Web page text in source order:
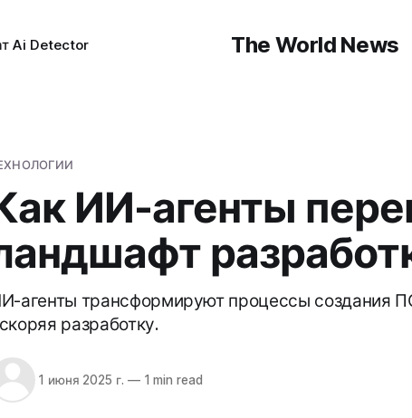
The World News
Ai Detector
ИИ-агенты
агенты трансформируют процессы создания
разработку.
1 июня 2025 г. —1 min read